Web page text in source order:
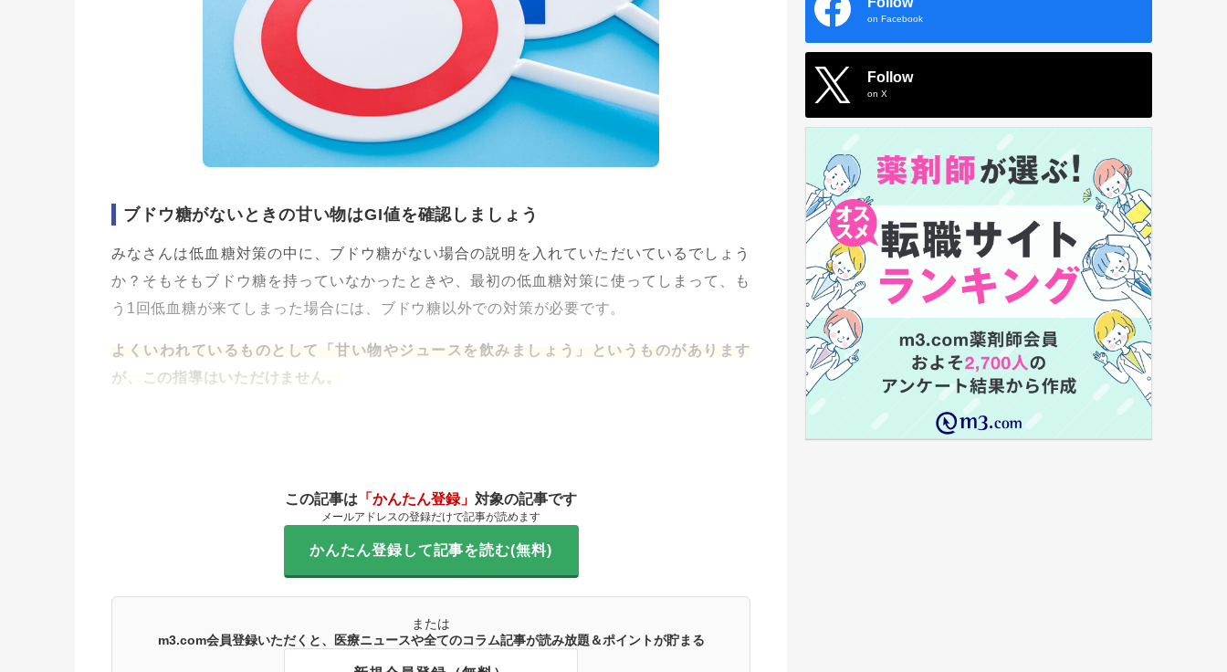
ブドウ糖がないときの甘い物はGI値を確認しましょう
みなさんは低血糖対策の中に、ブドウ糖がない場合の説明を入れていただいているでしょう
か？そもそもブドウ糖を持っていなかったときや、最初の低血糖対策に使ってしまって、も
う1回低血糖が来てしまった場合には、ブドウ糖以外での対策が必要です。
よくいわれているものとして「甘い物やジュースを飲みましょう」というものがあります
が、この指導はいただけません。
この記事は 「かんたん登録」 対象の記事です
メールアドレスの登録だけで記事が読めます
かんたん登録して記事を読む(無料)
または
m3.com会員登録いただくと、医療ニュースや全てのコラム記事が読み放題＆ポイントが貯まる
on Facebook
Follow
on X